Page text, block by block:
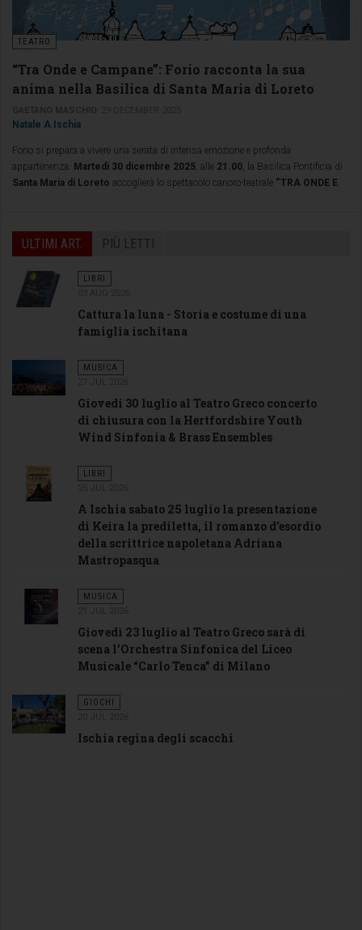
TEATRO
“Tra Onde e Campane”: Forio racconta la sua
anima nella Basilica di Santa Maria di Loreto
Natale A Ischia
Forio si prepara a vivere una serata di intensa emozione e profonda
appartenenza.
Martedì 30 dicembre 2025, alle 21.00, la Basilica Pontificia di
Santa Maria di Loreto accoglierà lo spettacolo canoro-teatrale “TRA ONDE E
Fantasynapoli, con il patrocinio del
“Natale a Forio”.
ULTIMI ART. PIÙ LETTI
LIBRI
Cattura la luna - Storia e costume di una
famiglia ischitana
MUSICA
Giovedi 30 luglio al Teatro Greco concerto
di chiusura con la Hertfordshire Youth
Wind Sinfonia & Brass Ensembles
LIBRI
A Ischia sabato 25 luglio la presentazione
di Keira la prediletta, il romanzo d’esordio
della scrittrice napoletana Adriana
Mastropasqua
MUSICA
Giovedì 23 luglio al Teatro Greco sarà di
scena l’Orchestra Sinfonica del Liceo
Musicale “Carlo Tenca” di Milano
GIOCHI
Ischia regina degli scacchi